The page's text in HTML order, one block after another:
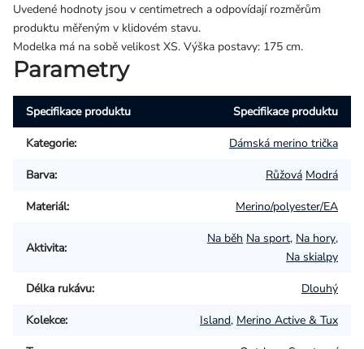
Uvedené hodnoty jsou v centimetrech a odpovídají rozměrům
produktu měřeným v klidovém stavu.
Modelka má na sobě velikost XS. Výška postavy: 175 cm.
Parametry
Specifikace produktu Specifikace produktu
Kategorie: Dámská merino trička
Barva: Růžová Modrá
Materiál: Merino/polyester/EA
Aktivita:
Na běh Na sport, Na hory,
Na skialpy
Délka rukávu: Dlouhý
Kolekce: Island, Merino Active & Tux